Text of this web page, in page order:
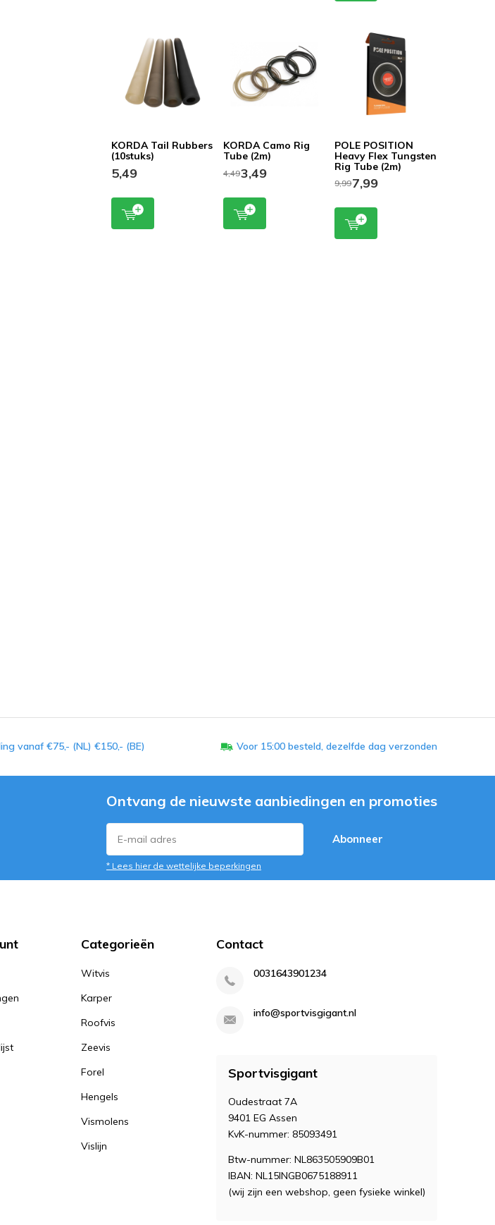
KORDA Tail Rubbers
(10stuks)
5,49
KORDA Camo Rig
Tube (2m)
4,493,49
POLE POSITION
Heavy Flex Tungsten
Rig Tube (2m)
9,997,99
vanaf €75,- (NL) €150,- (BE) Voor 15:00 besteld, dezelfde dag verzonden
Ontvang de nieuwste aanbiedingen en promoties
Abonneer
* Lees hier de wettelijke beperkingen
Categorieën
Witvis
Karper
Roofvis
Zeevis
Forel
Hengels
Vismolens
Vislijn
Contact
0031643901234
info@sportvisgigant.nl
Sportvisgigant
Oudestraat 7A
9401 EG Assen
KvK-nummer: 85093491
Btw-nummer: NL863505909B01
IBAN: NL15INGB0675188911
(wij zijn een webshop, geen fysieke winkel)